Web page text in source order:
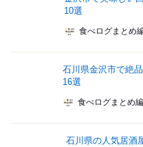
10選
食べログまとめ
石川県金沢市で絶
16選
食べログまとめ
石川県の人気居酒